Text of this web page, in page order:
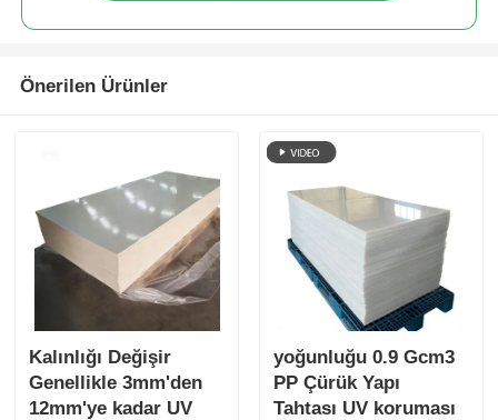
Önerilen Ürünler
Kalınlığı Değişir
Genellikle 3mm'den
12mm'ye kadar UV
yoğunluğu 0.9 Gcm3
PP Çürük Yapı
Tahtası UV koruması